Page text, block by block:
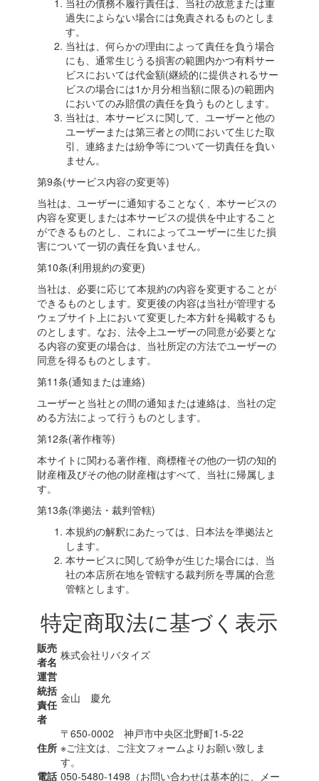
当社の債務不履行責任は、当社の故意または重
過失によらない場合には免責されるものとしま
す。
当社は、何らかの理由によって責任を負う場合
にも、通常生じうる損害の範囲内かつ有料サー
ビスにおいては代金額(継続的に提供されるサー
ビスの場合には1か月分相当額に限る)の範囲内
においてのみ賠償の責任を負うものとします。
当社は、本サービスに関して、ユーザーと他の
ユーザーまたは第三者との間において生じた取
引、連絡または紛争等について一切責任を負い
ません。
第9条(サービス内容の変更等)
当社は、ユーザーに通知することなく、本サービスの
内容を変更しまたは本サービスの提供を中止すること
ができるものとし、これによってユーザーに生じた損
害について一切の責任を負いません。
第10条(利用規約の変更)
当社は、必要に応じて本規約の内容を変更することが
できるものとします。変更後の内容は当社が管理する
ウェブサイト上において変更した本方針を掲載するも
のとします。なお、法令上ユーザーの同意が必要とな
る内容の変更の場合は、当社所定の方法でユーザーの
同意を得るものとします。
第11条(通知または連絡)
ユーザーと当社との間の通知または連絡は、当社の定
める方法によって行うものとします。
第12条(著作権等)
本サイトに関わる著作権、商標権その他の一切の知的
財産権及びその他の財産権はすべて、当社に帰属しま
す。
第13条(準拠法・裁判管轄)
本規約の解釈にあたっては、日本法を準拠法と
します。
本サービスに関して紛争が生じた場合には、当
社の本店所在地を管轄する裁判所を専属的合意
管轄とします。
特定商取法に基づく表示
販売
者名 株式会社リバタイズ
運営
統括
責任
者
金山 慶允
住所
〒650-0002 神戸市中央区北野町1-5-22
※ご注文は、ご注文フォームよりお願い致しま
す。
電話 050-5480-1498（お問い合わせは基本的に、メー